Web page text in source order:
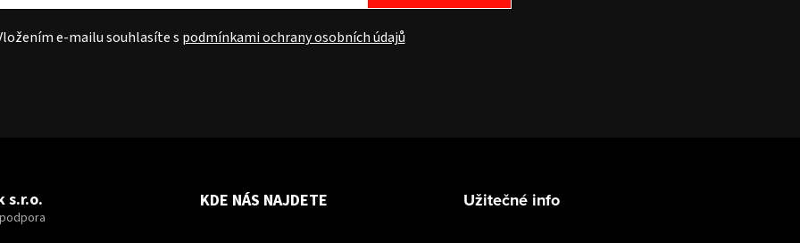
e-mailu souhlasíte s podmínkami ochrany osobních údajů
s.r.o. KDE NÁS NAJDETE Užitečné info